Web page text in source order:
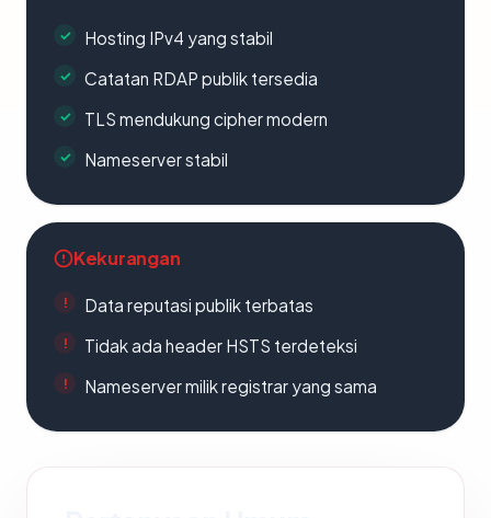
Hosting IPv4 yang stabil
Catatan RDAP publik tersedia
TLS mendukung cipher modern
Nameserver stabil
Kekurangan
Data reputasi publik terbatas
Tidak ada header HSTS terdeteksi
Nameserver milik registrar yang sama